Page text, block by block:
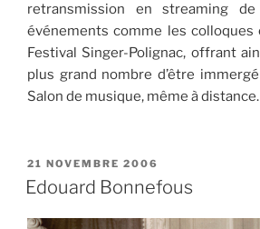
retransmission en streaming
événements comme les
Festival Singer-Polignac, offrant
plus grand nombre d’être
Salon de musique, même à distance.
PUBLIÉ
LE
21 NOVEMBRE 2006
Edouard Bonnefous